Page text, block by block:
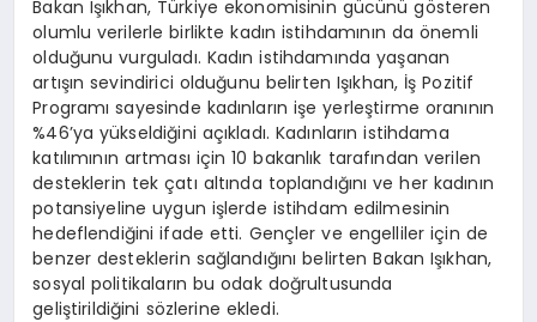
Bakan Işıkhan, Türkiye ekonomisinin gücünü gösteren
olumlu verilerle birlikte kadın istihdamının da önemli
olduğunu vurguladı. Kadın istihdamında yaşanan
artışın sevindirici olduğunu belirten Işıkhan, İş Pozitif
Programı sayesinde kadınların işe yerleştirme oranının
%46’ya yükseldiğini açıkladı. Kadınların istihdama
katılımının artması için 10 bakanlık tarafından verilen
desteklerin tek çatı altında toplandığını ve her kadının
potansiyeline uygun işlerde istihdam edilmesinin
hedeflendiğini ifade etti. Gençler ve engelliler için de
benzer desteklerin sağlandığını belirten Bakan Işıkhan,
sosyal politikaların bu odak doğrultusunda
geliştirildiğini sözlerine ekledi.